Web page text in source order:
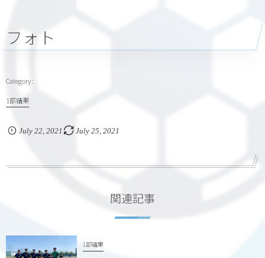
フォト
1部結果
July 22, 2021 July 25 2021
関連記事
1部結果